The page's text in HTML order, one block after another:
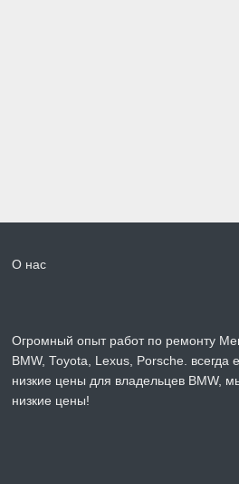
О нас
Огромный опыт работ по ремонту
BMW, Toyota, Lexus, Porsche. всегда
низкие цены для владельцев BMW,
низкие цены!